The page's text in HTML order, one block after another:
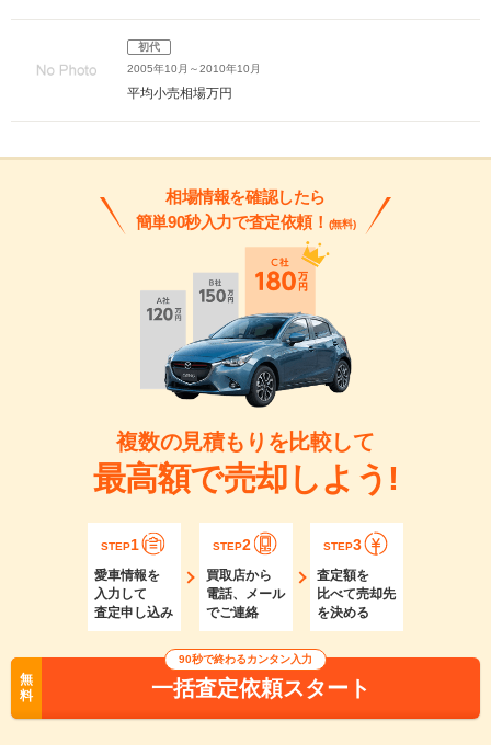
初代
2005年10月～2010年10月
平均小売相場万円
相場情報を確認したら
簡単90秒入力で査定依頼！ (無料)
複数の見積もりを比較して
最高額で売却しよう!
STEP1
愛車情報を
入力して
査定申し込み
STEP2
買取店から
電話、メール
でご連絡
STEP3
査定額を
比べて売却先
を決める
無
料
90秒で終わるカンタン入力
一括査定依頼スタート